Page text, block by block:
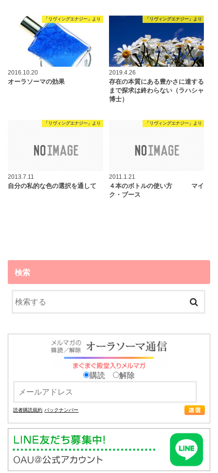
「リヴィングエナジー」より
2016.10.20
オーラソーマの効果
「リヴィングエナジー」より
2019.4.26
存在の本質にある豊かさに達する
まで探求は終わらない（ラハシャ
博士）
「リヴィングエナジー」より
2013.7.11
自分の私的な色の選択を通して
「リヴィングエナジー」より
2011.1.21
４本のボトルの使い方 マイ
ク・ブース
検索
購読 解除
読者購読規約 バックナンバー